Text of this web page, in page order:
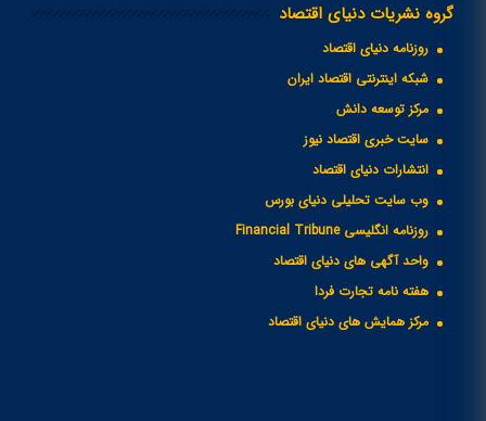
گروه نشریات دنیای اقتصاد
روزنامه دنیای اقتصاد
شبکه اینترنتی اقتصاد ایران
مرکز توسعه دانش
سایت خبری اقتصاد نیوز
انتشارات دنیای اقتصاد
وب سایت تحلیلی دنیای بورس
روزنامه انگلیسی Financial Tribune
واحد آگهی های دنیای اقتصاد
هفته نامه تجارت فردا
مرکز همایش های دنیای اقتصاد